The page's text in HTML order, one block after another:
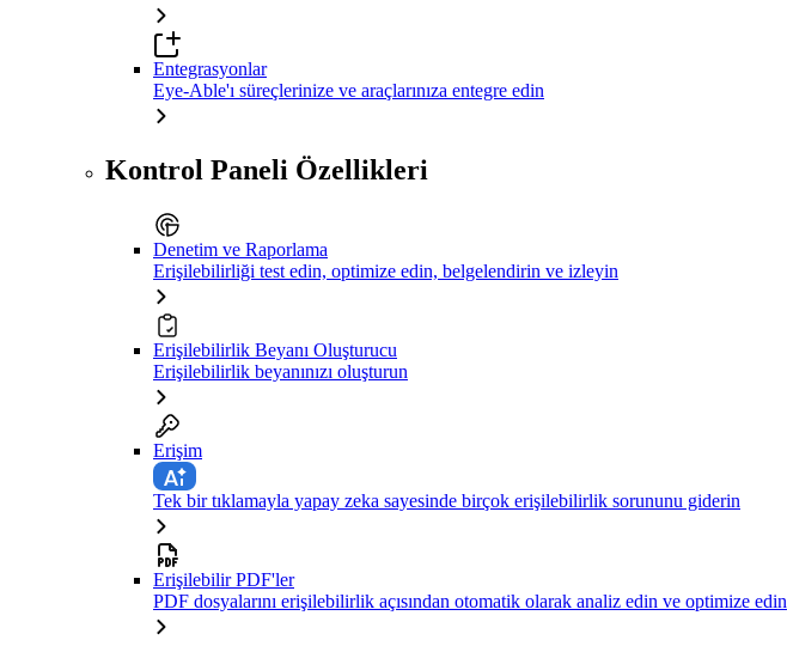
Entegrasyonlar
Eye-Able'ı süreçlerinize ve araçlarınıza entegre edin
Kontrol Paneli Özellikleri
Denetim ve Raporlama
Erişilebilirliği test edin, optimize edin, belgelendirin ve izleyin
Erişilebilirlik Beyanı Oluşturucu
Erişilebilirlik beyanınızı oluşturun
Erişim
Tek bir tıklamayla yapay zeka sayesinde birçok erişilebilirlik sorununu giderin
Erişilebilir PDF'ler
PDF dosyalarını erişilebilirlik açısından otomatik olarak analiz edin ve optimize edin